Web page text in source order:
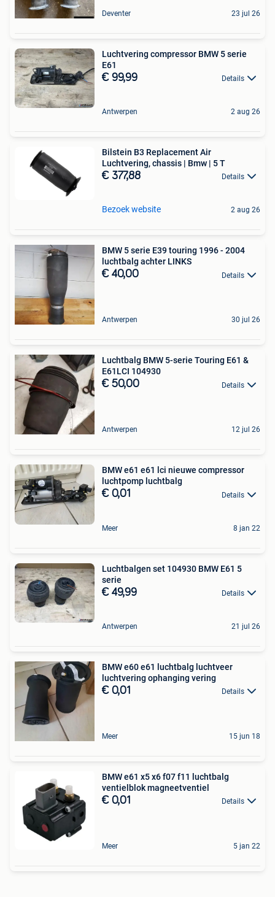
Deventer 23 jul 26
Luchtvering compressor BMW 5 serie
E61
€ 99,99 Details
Antwerpen 2 aug 26
Bilstein B3 Replacement Air
Luchtvering, chassis | Bmw | 5 T
€ 377,88 Details
Bezoek website 2 aug 26
BMW 5 serie E39 touring 1996 - 2004
luchtbalg achter LINKS
€ 40,00 Details
Antwerpen 30 jul 26
Luchtbalg BMW 5-serie Touring E61 &
E61LCI 104930
€ 50,00 Details
Antwerpen 12 jul 26
BMW e61 e61 lci nieuwe compressor
luchtpomp luchtbalg
€ 0,01 Details
Meer 8 jan 22
Luchtbalgen set 104930 BMW E61 5
serie
€ 49,99 Details
Antwerpen 21 jul 26
BMW e60 e61 luchtbalg luchtveer
luchtvering ophanging vering
€ 0,01 Details
Meer 15 jun 18
BMW e61 x5 x6 f07 f11 luchtbalg
ventielblok magneetventiel
€ 0,01 Details
Meer 5 jan 22